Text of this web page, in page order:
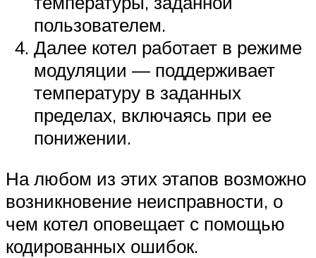
пользователем.
Далее котел работает в режиме
модуляции — поддерживает
температуру в заданных
пределах, включаясь при ее
понижении.
На любом из этих этапов возможно
возникновение неисправности, о
чем котел оповещает с помощью
кодированных ошибок.